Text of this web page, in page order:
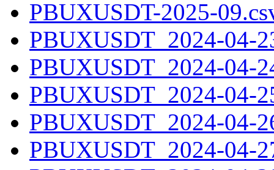
PBUXUSDT-2025-
PBUXUSDT_2024-04-
PBUXUSDT_2024-04-
PBUXUSDT_2024-04-
PBUXUSDT_2024-04-
PBUXUSDT_2024-04-